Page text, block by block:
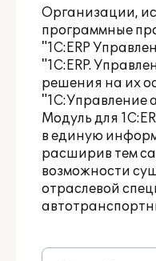
Организации,
программные
"1С:ERP
"1С:ERP.
решения на их
"1С:Управление
Модуль для
в единую
расширив тем
возможности
отраслевой